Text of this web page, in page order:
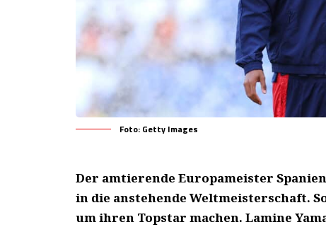
Foto: Getty Images
Der amtierende Europameister
in die anstehende Weltmeisterschaft.
um ihren Topstar machen. Lamine